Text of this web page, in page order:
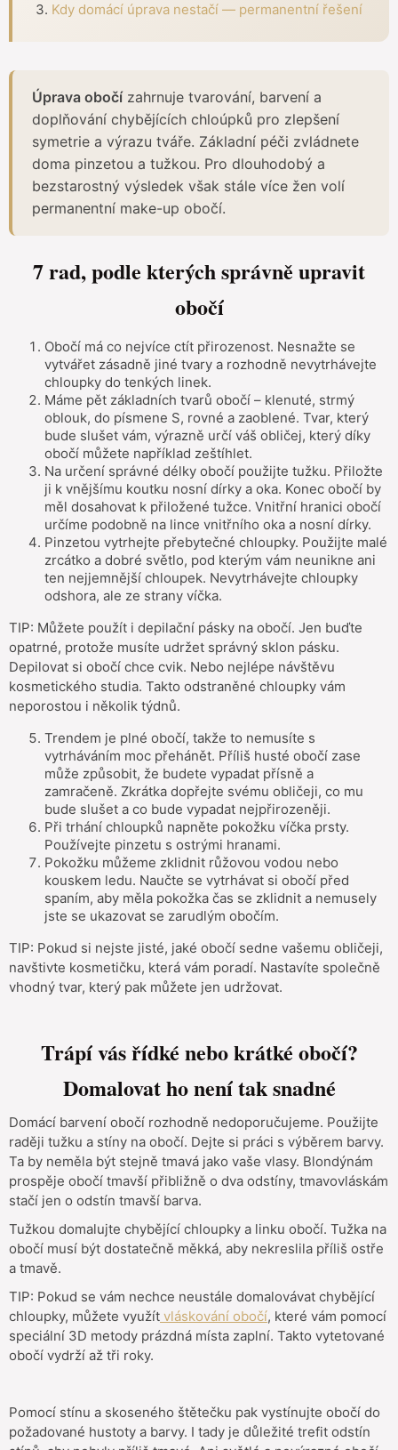
Kdy domácí úprava nestačí — permanentní řešení
Úprava obočízahrnuje tvarování, barvení a
doplňování chybějících chloúpků pro zlepšení
symetrie a výrazu tváře. Základní péči zvládnete
doma pinzetou a tužkou. Pro dlouhodobý a
bezstarostný výsledek však stále více žen volí
permanentní make-up obočí.
7 rad, podle kterých správně upravit
obočí
Obočí má co nejvíce ctít přirozenost. Nesnažte se
vytvářet zásadně jiné tvary a rozhodně nevytrhávejte
chloupky do tenkých linek.
Máme pět základních tvarů obočí – klenuté, strmý
oblouk, do písmene S, rovné a zaoblené. Tvar, který
bude slušet vám, výrazně určí váš obličej, který díky
obočí můžete například zeštíhlet.
Na určení správné délky obočí použijte tužku. Přiložte
ji k vnějšímu koutku nosní dírky a oka. Konec obočí by
měl dosahovat k přiložené tužce. Vnitřní hranici obočí
určíme podobně na lince vnitřního oka a nosní dírky.
Pinzetou vytrhejte přebytečné chloupky. Použijte malé
zrcátko a dobré světlo, pod kterým vám neunikne ani
ten nejjemnější chloupek. Nevytrhávejte chloupky
odshora, ale ze strany víčka.
TIP: Můžete použít i depilační pásky na obočí. Jen buďte
opatrné, protože musíte udržet správný sklon pásku.
Depilovat si obočí chce cvik. Nebo nejlépe návštěvu
kosmetického studia. Takto odstraněné chloupky vám
neporostou i několik týdnů.
Trendem je plné obočí, takže to nemusíte s
vytrháváním moc přehánět. Příliš husté obočí zase
může způsobit, že budete vypadat přísně a
zamračeně. Zkrátka dopřejte svému obličeji, co mu
bude slušet a co bude vypadat nejpřirozeněji.
Při trhání chloupků napněte pokožku víčka prsty.
Používejte pinzetu s ostrými hranami.
Pokožku můžeme zklidnit růžovou vodou nebo
kouskem ledu. Naučte se vytrhávat si obočí před
spaním, aby měla pokožka čas se zklidnit a nemusely
jste se ukazovat se zarudlým obočím.
TIP: Pokud si nejste jisté, jaké obočí sedne vašemu obličeji,
navštivte kosmetičku, která vám poradí. Nastavíte společně
vhodný tvar, který pak můžete jen udržovat.
Trápí vás řídké nebo krátké obočí?
Domalovat ho není tak snadné
Domácí barvení obočí rozhodně nedoporučujeme. Použijte
raději tužku a stíny na obočí. Dejte si práci s výběrem barvy.
Ta by neměla být stejně tmavá jako vaše vlasy. Blondýnám
prospěje obočí tmavší přibližně o dva odstíny, tmavovláskám
stačí jen o odstín tmavší barva.
Tužkou domalujte chybějící chloupky a linku obočí. Tužka na
obočí musí být dostatečně měkká, aby nekreslila příliš ostře
a tmavě.
TIP: Pokud se vám nechce neustále domalovávat chybějící
chloupky, můžete využít vláskování obočí, které vám pomocí
speciální 3D metody prázdná místa zaplní. Takto vytetované
obočí vydrží až tři roky.
Pomocí stínu a skoseného štětečku pak vystínujte obočí do
požadované hustoty a barvy. I tady je důležité trefit odstín